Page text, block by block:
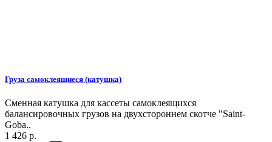
Груза самоклеящиеся (катушка)
Сменная катушка для кассеты самоклеящихся
балансировочных грузов на двухстороннем скотче "Saint-
Goba..
1 426 р.